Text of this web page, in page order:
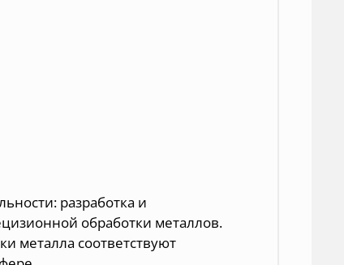
: разработка и
обработки металлов.
металла соответствуют